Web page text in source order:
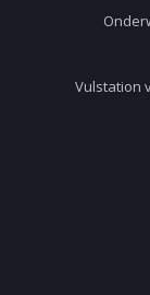
Vulstation